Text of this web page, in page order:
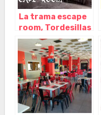
La trama escape
room, Tordesillas
– Valladolid